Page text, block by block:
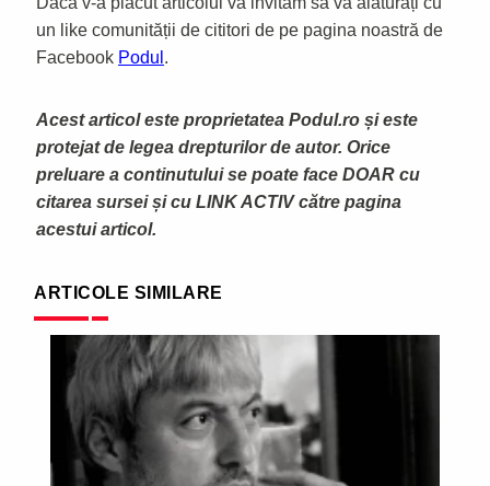
un like comunității de cititori de pe pagina noastră de
Facebook Podul .
Acest articol este proprietatea Podul.ro și este
protejat de legea drepturilor de autor. Orice
preluare a continutului se poate face DOAR cu
citarea sursei și cu LINK ACTIV către pagina
acestui articol.
ARTICOLE SIMILARE